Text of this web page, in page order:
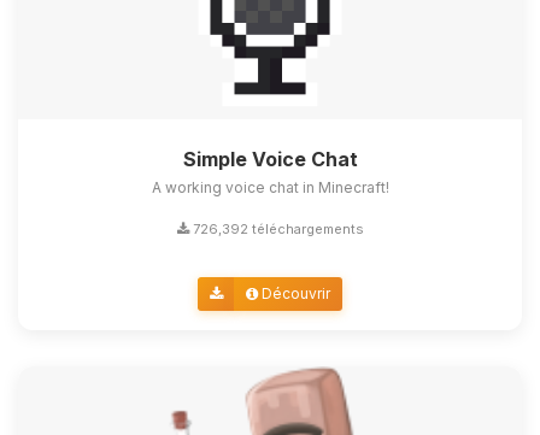
Simple Voice Chat
A working voice chat in Minecraft!
726,392 téléchargements
Découvrir